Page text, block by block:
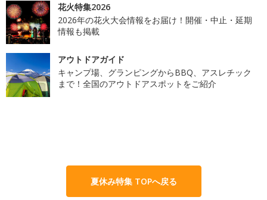
花火特集2026
2026年の花火大会情報をお届け！開催・中止・延期
情報も掲載
アウトドアガイド
キャンプ場、グランピングからBBQ、アスレチック
まで！全国のアウトドアスポットをご紹介
夏休み特集 TOPへ戻る